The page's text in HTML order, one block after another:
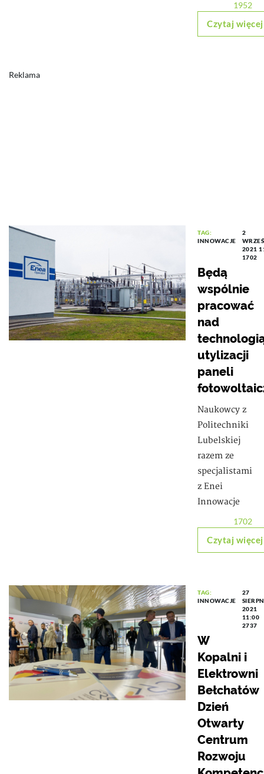
1952
Czytaj więcej
Reklama
TAG:
INNOWACJE
2
2021
1702
Będą
wspólnie
pracować
nad
utylizacji
paneli
Naukowcy z
Politechniki
Lubelskiej
razem ze
specjalistami
z Enei
Innowacje
1702
Czytaj więcej
TAG:
INNOWACJE
27
2021
11:00
2737
W
Kopalni i
Elektrowni
Bełchatów
Dzień
Otwarty
Centrum
Rozwoju